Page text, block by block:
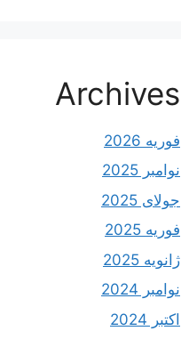
Archives
فوریه 2026
نوامبر 2025
جولای 2025
فوریه 2025
ژانویه 2025
نوامبر 2024
اکتبر 2024